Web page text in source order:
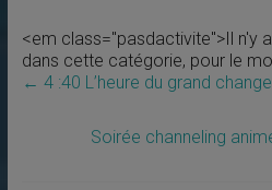
<em class="pasdactivite">Il n'y
dans cette catégorie, pour le
← 4 :40 L’heure du grand
Soirée channeling